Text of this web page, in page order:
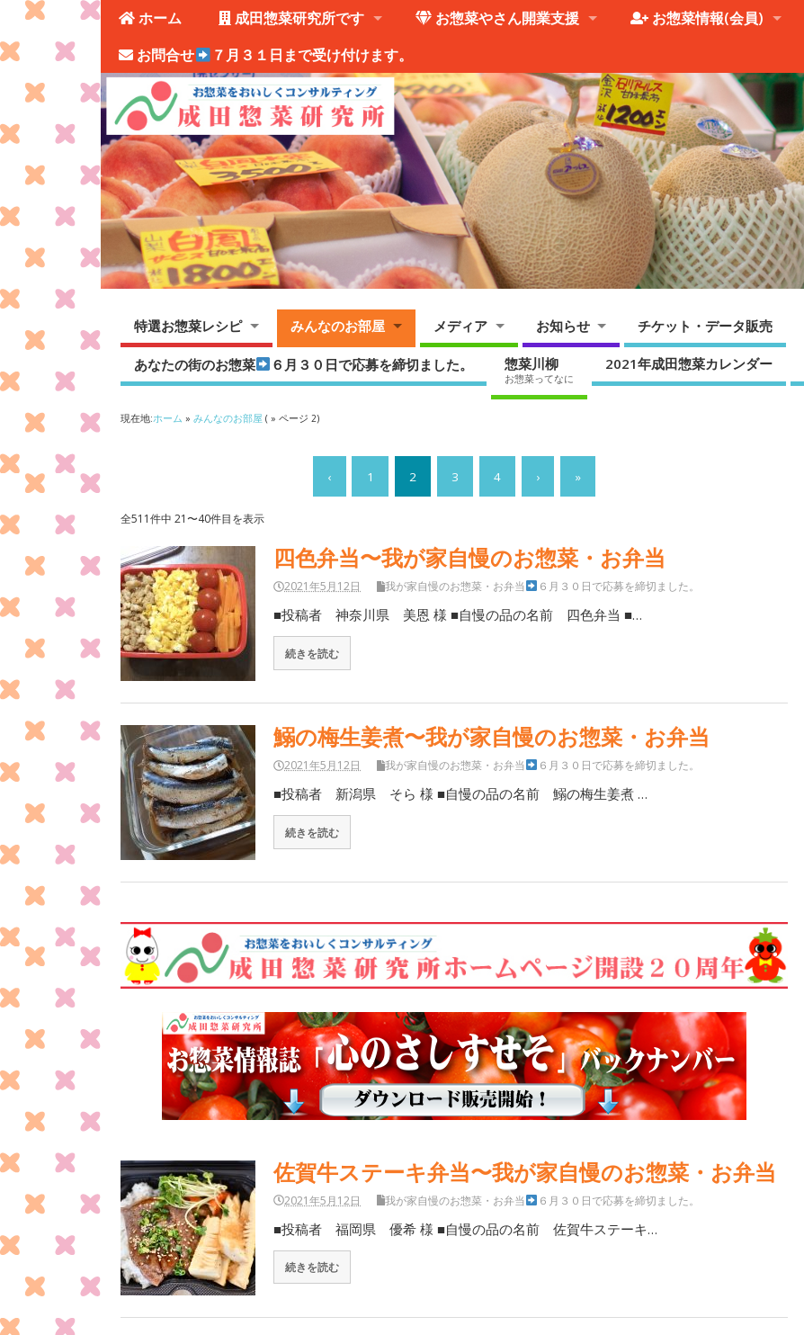
ホーム 成田惣菜研究所です お惣菜やさん開業支援 お惣菜情報(会員)
お問合せ
７月３１日まで受け付けます。
特選お惣菜レシピ みんなのお部屋 メディア お知らせ チケット・データ販売
あなたの街のお惣菜 ６月３０日で応募を締切ました。 惣菜川柳
お惣菜ってなに
2021年成田惣菜カレンダー
現在地:ホーム »みんなのお部屋 ( » ページ 2)
‹ 1 2 3 4 › »
全511件中 21〜40件目を表示
四色弁当〜我が家自慢のお惣菜・お弁当
2021年5月12日 我が家自慢のお惣菜・お弁当 ６月３０日で応募を締切ました。
■投稿者 神奈川県 美恩 様 ■自慢の品の名前 四色弁当 ■…
続きを読む
鰯の梅生姜煮〜我が家自慢のお惣菜・お弁当
2021年5月12日 我が家自慢のお惣菜・お弁当 ６月３０日で応募を締切ました。
■投稿者 新潟県 そら 様 ■自慢の品の名前 鰯の梅生姜煮 …
続きを読む
佐賀牛ステーキ弁当〜我が家自慢のお惣菜・お弁当
2021年5月12日 我が家自慢のお惣菜・お弁当 ６月３０日で応募を締切ました。
■投稿者 福岡県 優希 様 ■自慢の品の名前 佐賀牛ステーキ…
続きを読む